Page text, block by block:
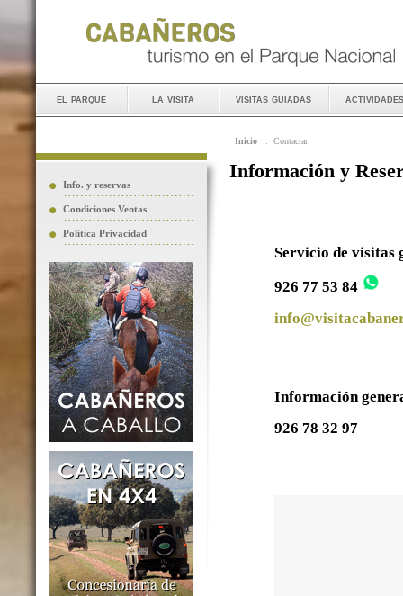
el parque la visita visitas guiadas actividades
Info. y reservas
Condiciones Ventas
Política Privacidad
Inicio :: Contactar
Información y
Servicio de visitas
926 77 53 84
Información
926 78 32 97